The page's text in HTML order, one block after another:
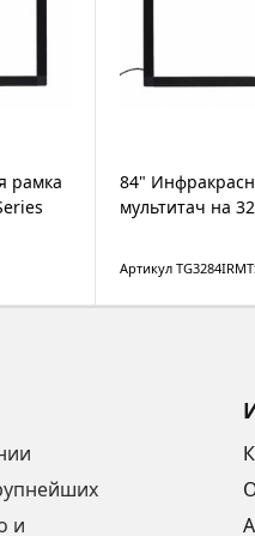
рамка
84"
мультитач на
Артикул
и